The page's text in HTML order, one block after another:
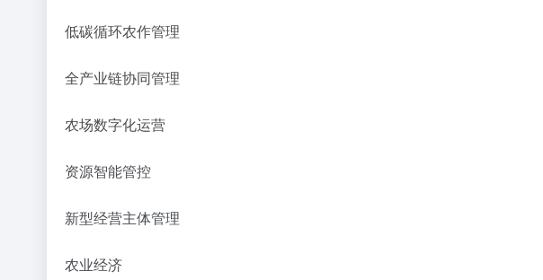
低碳循环农作管理
全产业链协同管理
农场数字化运营
资源智能管控
新型经营主体管理
农业经济